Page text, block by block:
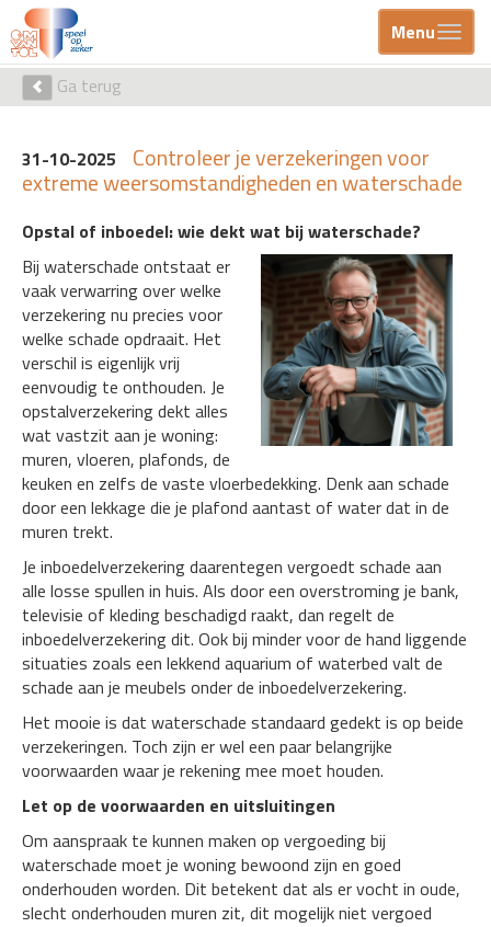
Menu
Ga terug
31-10-2025 Controleer je verzekeringen voor
extreme weersomstandigheden en waterschade
Opstal of inboedel: wie dekt wat bij waterschade?
Bij waterschade ontstaat er
vaak verwarring over welke
verzekering nu precies voor
welke schade opdraait. Het
verschil is eigenlijk vrij
eenvoudig te onthouden. Je
opstalverzekering dekt alles
wat vastzit aan je woning:
muren, vloeren, plafonds, de
keuken en zelfs de vaste vloerbedekking. Denk aan schade
door een lekkage die je plafond aantast of water dat in de
muren trekt.
Je inboedelverzekering daarentegen vergoedt schade aan
alle losse spullen in huis. Als door een overstroming je bank,
televisie of kleding beschadigd raakt, dan regelt de
inboedelverzekering dit. Ook bij minder voor de hand liggende
situaties zoals een lekkend aquarium of waterbed valt de
schade aan je meubels onder de inboedelverzekering.
Het mooie is dat waterschade standaard gedekt is op beide
verzekeringen. Toch zijn er wel een paar belangrijke
voorwaarden waar je rekening mee moet houden.
Let op de voorwaarden en uitsluitingen
Om aanspraak te kunnen maken op vergoeding bij
waterschade moet je woning bewoond zijn en goed
onderhouden worden. Dit betekent dat als er vocht in oude,
slecht onderhouden muren zit, dit mogelijk niet vergoed